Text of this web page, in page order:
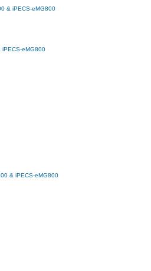
& iPECS-eMG800
iPECS-eMG800
& iPECS-eMG800